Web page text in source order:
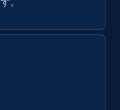
今すぐ購入
。